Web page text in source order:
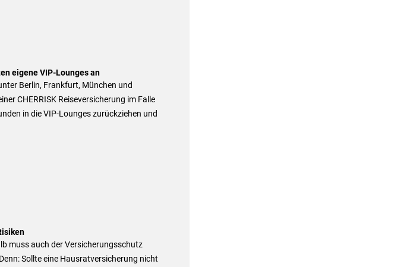
eigene VIP-Lounges an
Berlin, Frankfurt, München und
CHERRISK Reiseversicherung im Falle
in die VIP-Lounges zurückziehen und
muss auch der Versicherungsschutz
Sollte eine Hausratversicherung nicht